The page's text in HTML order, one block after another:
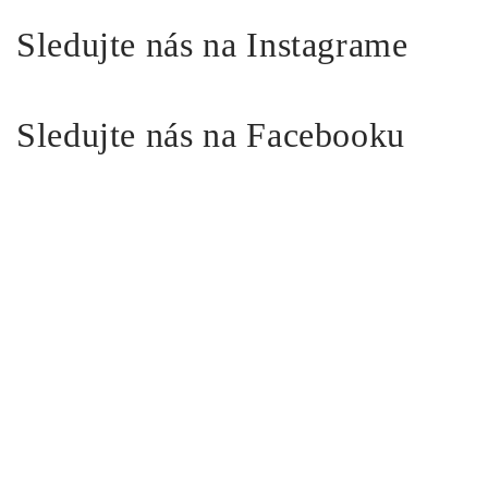
Sledujte nás na Instagrame
Sledujte nás na Facebooku